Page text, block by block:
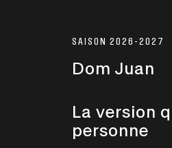
SAISON 2026-2027
Dom Juan
La version
personne